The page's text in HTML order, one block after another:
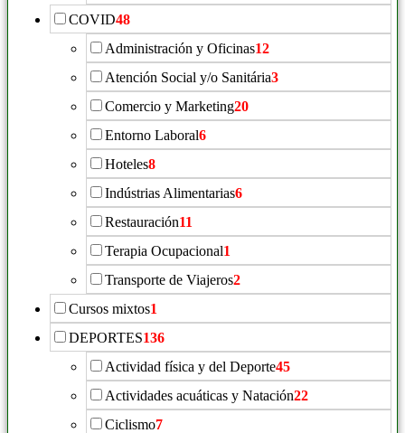
COVID48
Administración y Oficinas12
Atención Social y/o Sanitária3
Comercio y Marketing20
Entorno Laboral6
Hoteles8
Indústrias Alimentarias6
Restauración11
Terapia Ocupacional1
Transporte de Viajeros2
Cursos mixtos1
DEPORTES136
Actividad física y del Deporte45
Actividades acuáticas y Natación22
Ciclismo7